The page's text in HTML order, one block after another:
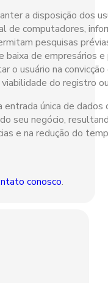
a disposição dos
de computadores,
pesquisas
baixa de empresários
o usuário na convicção
do registro
entrada única de dados
seu negócio,
e na redução do
conosco.